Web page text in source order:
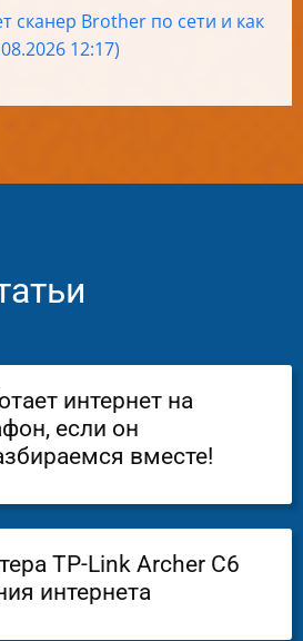
сканер Brother по сети и как
12:17)
интернет на
если он
вместе!
TP-Link Archer C6
интернета